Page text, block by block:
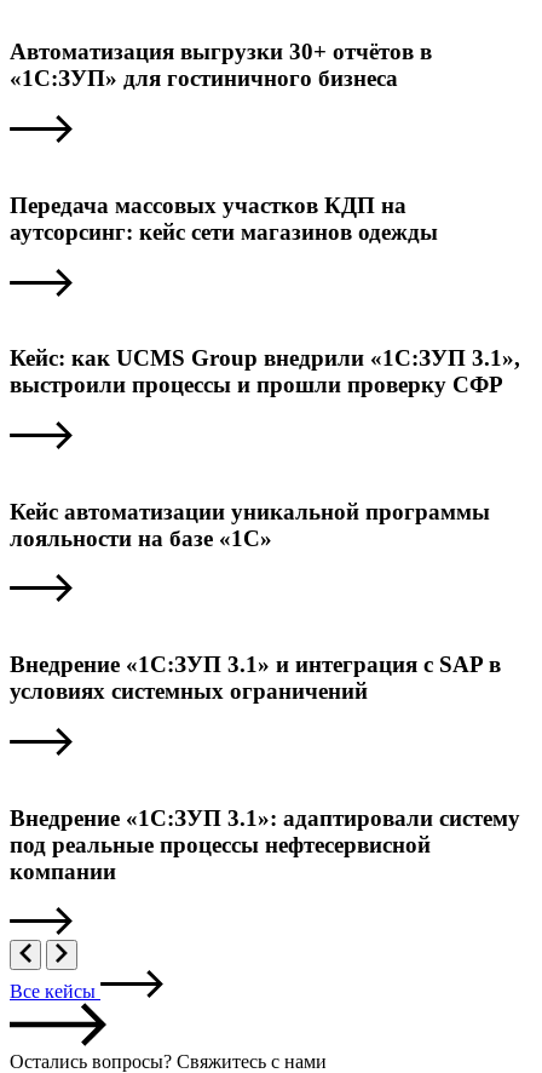
Автоматизация выгрузки 30+ отчётов в
«1С:ЗУП» для гостиничного бизнеса
Передача массовых участков КДП на
аутсорсинг: кейс сети магазинов одежды
Кейс: как UCMS Group внедрили «1С:ЗУП 3.1»,
выстроили процессы и прошли проверку СФР
Кейс автоматизации уникальной программы
лояльности на базе «1С»
Внедрение «1С:ЗУП 3.1» и интеграция с SAP в
условиях системных ограничений
Внедрение «1С:ЗУП 3.1»: адаптировали систему
под реальные процессы нефтесервисной
компании
Все кейсы
Остались вопросы? Свяжитесь с нами